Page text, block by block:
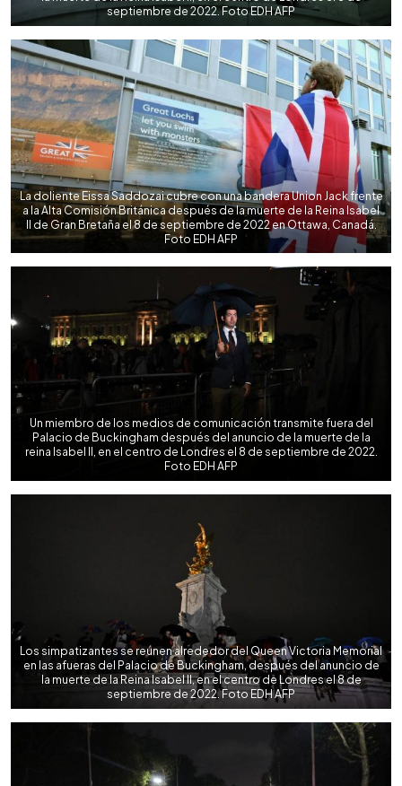
septiembre de 2022. Foto EDH AFP
La doliente Eissa Saddozai cubre con una bandera Union Jack frente
a la Alta Comisión Británica después de la muerte de la Reina Isabel
II de Gran Bretaña el 8 de septiembre de 2022 en Ottawa, Canadá.
Foto EDH AFP
Un miembro de los medios de comunicación transmite fuera del
Palacio de Buckingham después del anuncio de la muerte de la
reina Isabel II, en el centro de Londres el 8 de septiembre de 2022.
Foto EDH AFP
Los simpatizantes se reúnen alrededor del Queen Victoria Memorial
en las afueras del Palacio de Buckingham, después del anuncio de
la muerte de la Reina Isabel II, en el centro de Londres el 8 de
septiembre de 2022. Foto EDH AFP